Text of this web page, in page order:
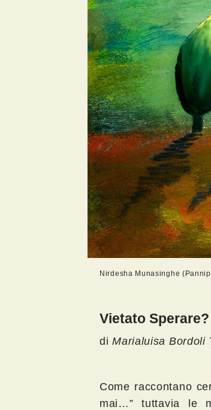
Nirdesha Munasinghe
Vietato Sperare?
diMarialuisa Bordoli
Come raccontano
mai…” tuttavia le